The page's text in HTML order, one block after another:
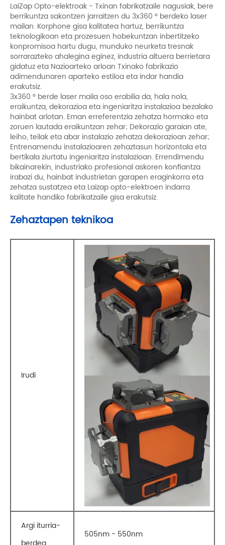
LaiZap Opto-elektroak - Txinan fabrikatzaile nagusiak, bere
berrikuntza sakontzen jarraitzen du 3x360 ° berdeko laser
mailan. Korphone gisa kalitatea hartuz, berrikuntza
teknologikoan eta prozesuen hobekuntzan inbertitzeko
konpromisoa hartu dugu, munduko neurketa tresnak
sorrarazteko ahalegina eginez, industria altuera berrietara
gidatuz eta Nazioarteko arloan Txinako fabrikazio
adimendunaren aparteko estiloa eta indar handia
erakutsiz.
3x360 ° berde laser maila oso erabilia da, hala nola,
eraikuntza, dekorazioa eta ingeniaritza instalazioa bezalako
hainbat arlotan. Eman erreferentzia zehatza hormako eta
zoruen lautada eraikuntzan zehar; Dekorazio garaian ate,
leiho, teilak eta abar instalazio zehatza dekorazioan zehar;
Entrenamendu instalazioaren zehaztasun horizontala eta
bertikala ziurtatu ingeniaritza instalazioan. Errendimendu
bikainarekin, industriako profesional askoren konfiantza
irabazi du, hainbat industrietan garapen eraginkorra eta
zehatza sustatzea eta Laizap opto-elektroen indarra
kalitate handiko fabrikatzaile gisa erakutsiz.
Zehaztapen teknikoa
Irudi
Argi iturria-
505nm - 550nm